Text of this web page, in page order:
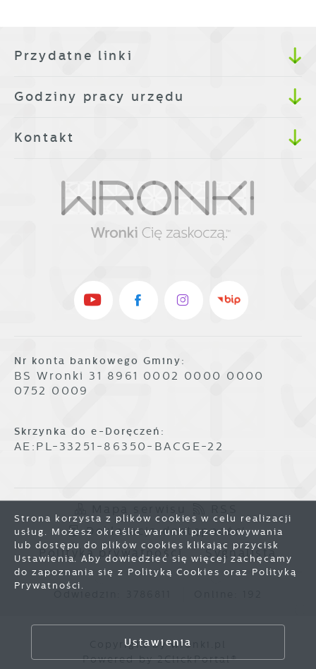
Przydatne linki
Godziny pracy urzędu
Kontakt
Nr konta bankowego Gminy:
BS Wronki 31 8961 0002 0000 0000
0752 0009
Skrzynka do e-Doręczeń:
AE:PL-33251-86350-BACGE-22
Deklaracja dostępności
Polityka prywatności
Sygnalista
Copyright by wronki.pl
Powered by2ClickPortal®
Strona korzysta z plików cookies w celu realizacji
usług. Możesz określić warunki przechowywania
lub dostępu do plików cookies klikając przycisk
Ustawienia. Aby dowiedzieć się więcej zachęcamy
do zapoznania się z Polityką Cookies oraz Polityką
Prywatności.
Ustawienia
Zezwól na wszystkie